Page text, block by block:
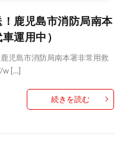
！鹿児島市消防局南本
運用中）
児島市消防局南本署非常用救
w […]
続きを読む